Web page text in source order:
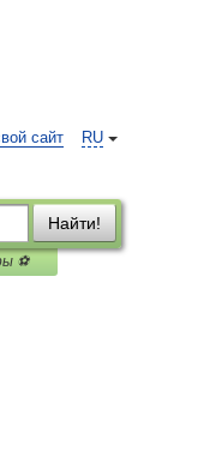
RU
сайт
Найти!
⚽